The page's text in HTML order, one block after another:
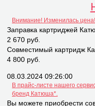
Внимание! Изменилась цена!
Заправка картриджей
2 670 руб.
Совместимый картридж
4 800 руб.
08.03.2024 09:26:00
В прайс-листе нашего
бренд Катюша*.
Вы можете приобрести